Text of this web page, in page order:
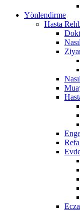
Yönlendirme
Hasta